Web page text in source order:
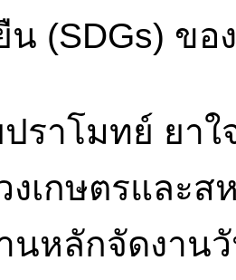
(SDGs) ขอ
มทย์ ยาใจ
วงเกษตรแล
นหลักจัดงาน